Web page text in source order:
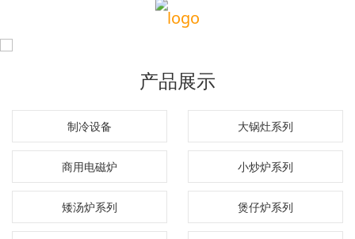
产品展示
制冷设备 大锅灶系列
商用电磁炉 小炒炉系列
矮汤炉系列 煲仔炉系列